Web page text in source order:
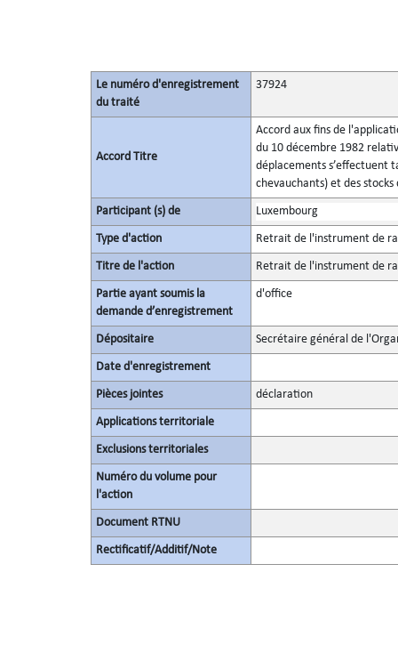
Le numéro d'enregistrement
du traité
37924
Accord Titre
Accord aux fins de
du 10 décembre 1982
déplacements s’effectuent
chevauchants) et des
Participant (s) de Luxembourg
Type d'action Retrait de l'instrument de
Titre de l'action Retrait de l'instrument de
Partie ayant soumis la
demande d’enregistrement
d'office
Dépositaire Secrétaire général de
Date d'enregistrement
Pièces jointes déclaration
Applications territoriale
Exclusions territoriales
Numéro du volume pour
l'action
Document RTNU
Rectificatif/Additif/Note